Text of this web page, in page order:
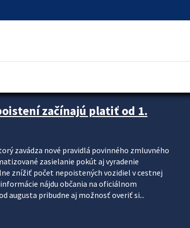
s ľudmi je 30. júl
môže stať ktokoľvek. Letná brigáda,
pohľad životná príležitosť sa môže zmeniť
obchodovaniu s ľuďmi. Ministerstvo vnútra
naberá na intenzite a vyzýva
len vzdialených krajín....